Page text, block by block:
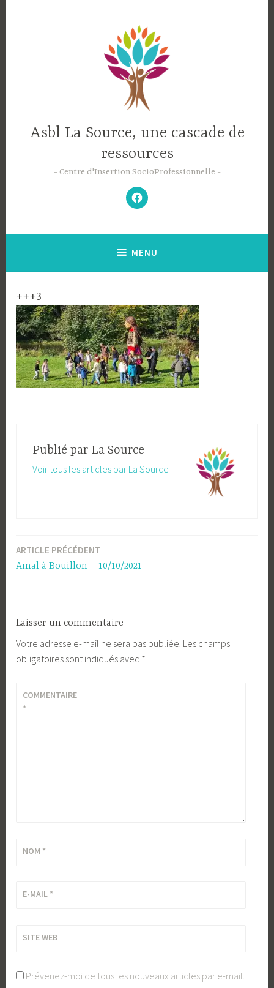
Asbl La Source, une cascade de
ressources
Centre d'Insertion SocioProfessionnelle
–
N’hésitez
pas
à
;-)
MENU
+++3
Publié par La Source
Voir tous les articles par La Source
Navigation
ARTICLE PRÉCÉDENT
Amal à Bouillon – 10/10/2021
Laisser un commentaire
Votre adresse e-mail ne sera pas publiée. Les champs
obligatoires sont indiqués avec *
COMMENTAIRE
*
NOM *
E-MAIL *
SITE WEB
Prévenez-moi de tous les nouveaux articles par e-mail.